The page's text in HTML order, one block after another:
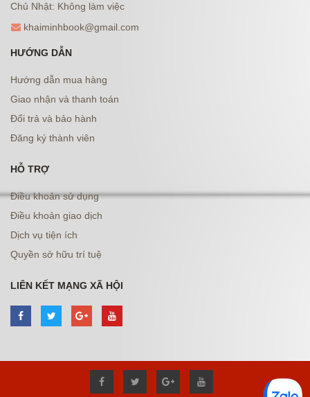
Chủ Nhật: Không làm việc
khaiminhbook@gmail.com
HƯỚNG DẪN
Hướng dẫn mua hàng
Giao nhận và thanh toán
Đổi trả và bảo hành
Đăng ký thành viên
HỖ TRỢ
Điều khoản sử dụng
Điều khoản giao dịch
Dịch vụ tiện ích
Quyền sở hữu trí tuệ
LIÊN KẾT MẠNG XÃ HỘI